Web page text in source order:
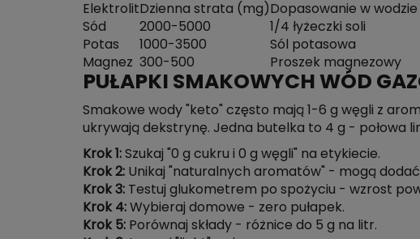
Elektrolit Dzienna strata (mg) Dopasowanie w
Sód
2000-5000
1/4 łyżeczki soli
Potas
1000-3500
Sól potasowa
Magnez 300-500 Proszek magnezowy
PUŁAPKI SMAKOWYCH WÓD
Smakowe wody "keto" często mają 1-6 g węgli z
ukrywają dekstrynę. Jedna butelka to 4 g - połowa
Krok 1: Szukaj "0 g cukru i 0 g węgli" na etykiecie.
Krok 2: Unikaj "naturalnych aromatów" - mogą dodać
Krok 3: Testuj glukometrem po spożyciu - wzrost
Krok 4: Wybieraj domowe - zero pułapek.
Krok 5: Porównaj składy - różnice do 5 g na litr.